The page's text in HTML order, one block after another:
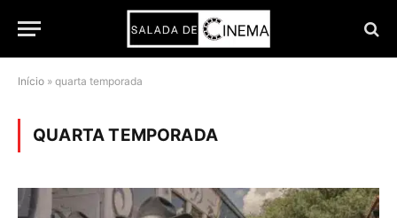
Início » quarta temporada
QUARTA TEMPORADA